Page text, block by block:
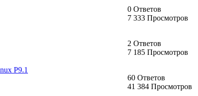
0 Ответов
7 333 Просмотров
2 Ответов
7 185 Просмотров
P9.1
60 Ответов
41 384 Просмотров